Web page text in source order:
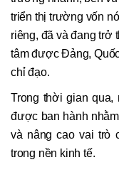
triển thị trường vốn
riêng, đã và đang trở
tâm được Đảng,
chỉ đạo.
Trong thời gian
được ban hành
và nâng cao vai trò
trong nền kinh tế.